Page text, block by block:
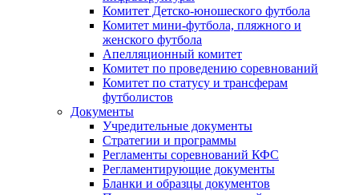
Комитет Детско-юношеского футбола
Комитет мини-футбола, пляжного и
женского футбола
Апелляционный комитет
Комитет по проведению соревнований
Комитет по статусу и трансферам
футболистов
Документы
Учредительные документы
Стратегии и программы
Регламенты соревнований КФС
Регламентирующие документы
Бланки и образцы документов